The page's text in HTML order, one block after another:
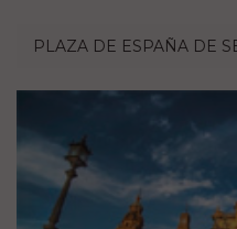
PLAZA DE ESPAÑA DE